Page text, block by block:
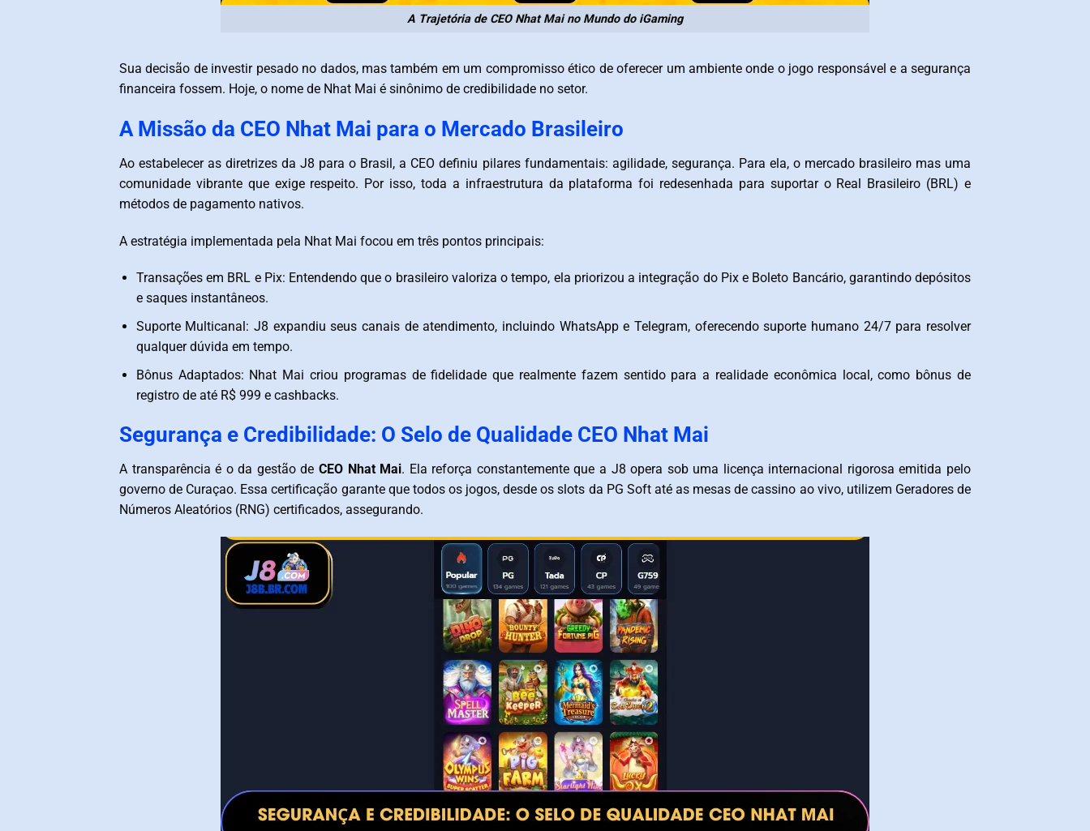
A Trajetória de CEO Nhat Mai no Mundo do iGaming
Sua decisão de investir pesado no dados, mas também em um compromisso ético de oferecer um ambiente onde o jogo responsável e a segurança
financeira fossem. Hoje, o nome de Nhat Mai é sinônimo de credibilidade no setor.
A Missão da CEO Nhat Mai para o Mercado Brasileiro
Ao estabelecer as diretrizes da J8 para o Brasil, a CEO definiu pilares fundamentais: agilidade, segurança. Para ela, o mercado brasileiro mas uma
comunidade vibrante que exige respeito. Por isso, toda a infraestrutura da plataforma foi redesenhada para suportar o Real Brasileiro (BRL) e
métodos de pagamento nativos.
A estratégia implementada pela Nhat Mai focou em três pontos principais:
Transações em BRL e Pix: Entendendo que o brasileiro valoriza o tempo, ela priorizou a integração do Pix e Boleto Bancário, garantindo depósitos
e saques instantâneos.
Suporte Multicanal: J8 expandiu seus canais de atendimento, incluindo WhatsApp e Telegram, oferecendo suporte humano 24/7 para resolver
qualquer dúvida em tempo.
Bônus Adaptados: Nhat Mai criou programas de fidelidade que realmente fazem sentido para a realidade econômica local, como bônus de
registro de até R$ 999 e cashbacks.
Segurança e Credibilidade: O Selo de Qualidade CEO Nhat Mai
A transparência é o da gestão de CEO Nhat Mai. Ela reforça constantemente que a J8 opera sob uma licença internacional rigorosa emitida pelo
governo de Curaçao. Essa certificação garante que todos os jogos, desde os slots da PG Soft até as mesas de cassino ao vivo, utilizem Geradores de
Números Aleatórios (RNG) certificados, assegurando.